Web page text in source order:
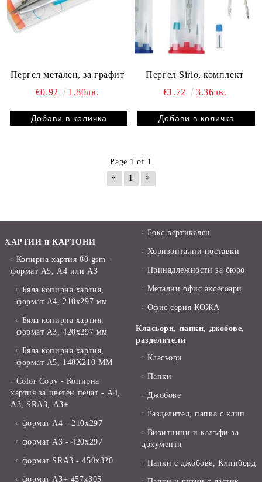
Пергел метален, за графит
€0.92
1.80лв.
Пергел Sirio, комплект
€1.72
3.36лв.
Page 1 of 1
«
1 »
ХАРТИИ и КАРТОНИ
Копирна хартия 80 gsm -
формат А5, А4 или А3
Бяла копирна хартия,
формат А4, 210x297 мм
Бяла копирна хартия,
формат А3, 420x297 мм
Бяла копирна хартия,
формат А5, 148X210 ММ
Color Copy - Копирна
хартия за цветен печат - А4,
А3, SRA3, А3+
формат А4 - 210x297
формат А3 - 420x297
формат SRA3 - 450x320
формат А3+ 457x305
Бокс вертикален
Хоризонтални поставки
Принадлежности за бюро
Метални офис аксесоари
Офис серия КОЖА
Класьори, папки, джобове,
разделители
Класьори
Папки
Джобове
Разделител, папка с клип
Визитници и калъфи за
документи
Папки с джобове, Клипборд